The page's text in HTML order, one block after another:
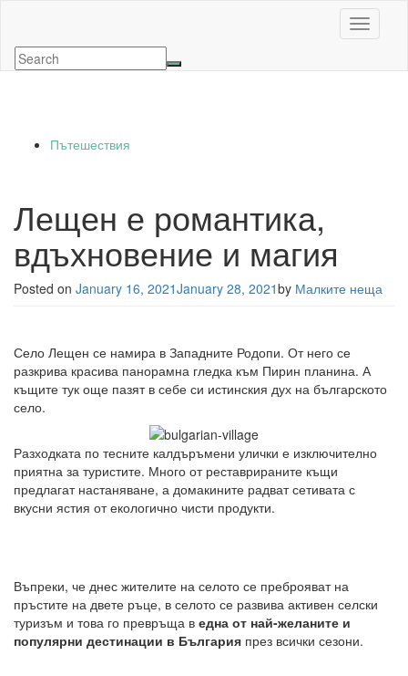
Toggle
Пътешествия
Лещен е романтика,
вдъхновение и магия
Posted on January 16, 2021January 28, 2021by Малките неща
Село Лещен се намира в Западните Родопи. От него се
разкрива красива панорамна гледка към Пирин планина. А
къщите тук още пазят в себе си истинския дух на българското
село.
Разходката по тесните калдъръмени улички е изключително
приятна за туристите. Много от реставрираните къщи
предлагат настаняване, а домакините радват сетивата с
вкусни ястия от екологично чисти продукти.
Въпреки, че днес жителите на селото се преброяват на
пръстите на двете ръце, в селото се развива активен селски
туризъм и това го превръща в една от най-желаните и
популярни дестинации в България през всички сезони.